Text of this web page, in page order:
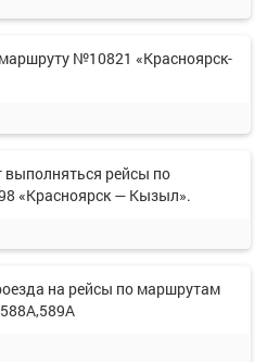
№10821 «Красноярск-
выполняться рейсы по
«Красноярск — Кызыл».
на рейсы по маршрутам